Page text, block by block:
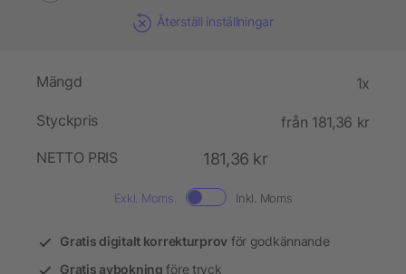
Återställ inställningar
Mängd 1x
Styckpris
från 181,36 kr
NETTO PRIS
181,36 kr
Exkl. Moms. Inkl. Moms
Gratis digitalt korrekturprov för godkännande
Gratis avbokning före tryck